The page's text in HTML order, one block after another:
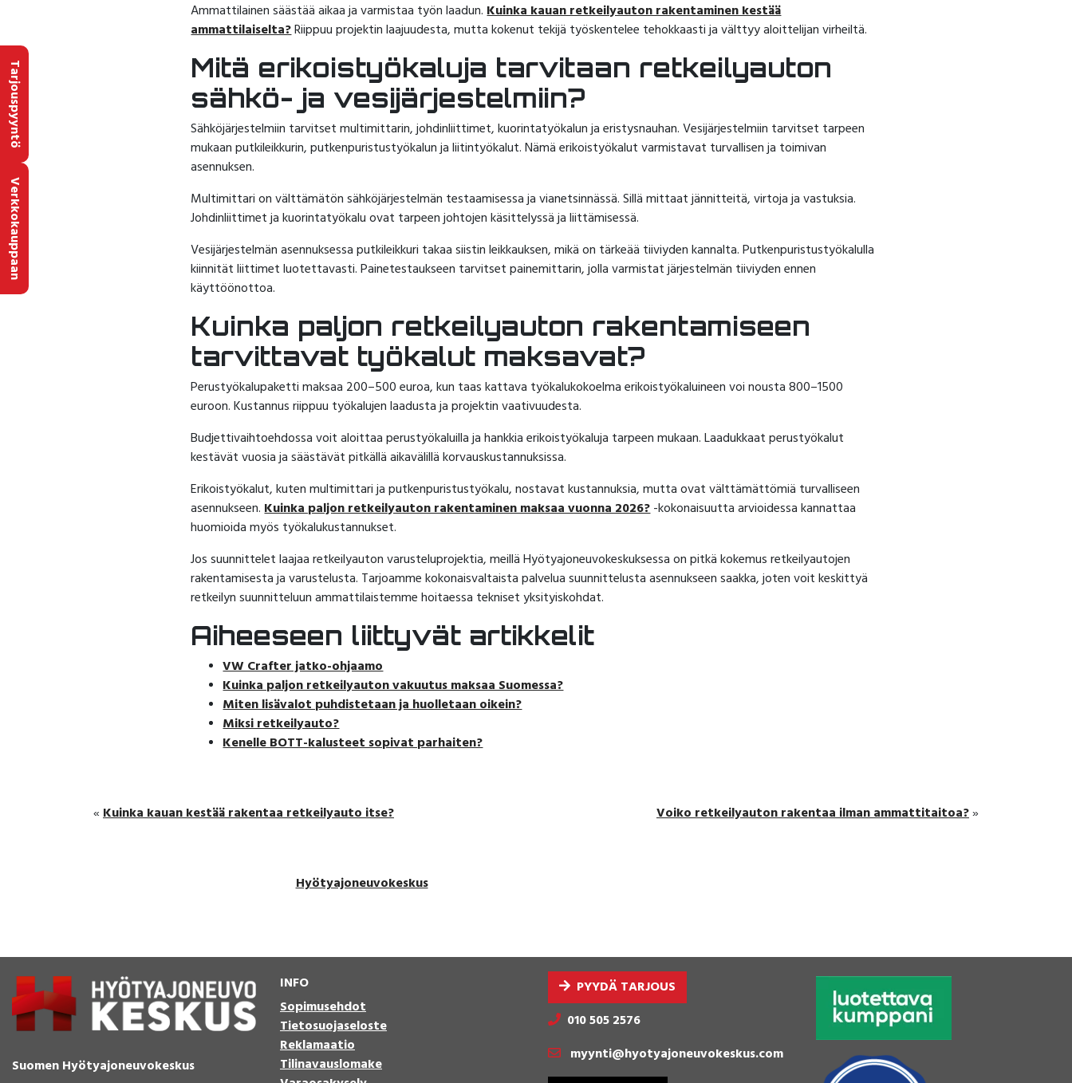
Ammattilainen säästää aikaa ja varmistaa työn laadun.Kuinka kauan retkeilyauton rakentaminen kestää
ammattilaiselta?Riippuu projektin laajuudesta, mutta kokenut tekijä työskentelee tehokkaasti ja välttyy aloittelijan virheiltä.
Mitä erikoistyökaluja tarvitaan retkeilyauton
sähkö- ja vesijärjestelmiin?
Sähköjärjestelmiin tarvitset multimittarin, johdinliittimet, kuorintatyökalun ja eristysnauhan. Vesijärjestelmiin tarvitset tarpeen
mukaan putkileikkurin, putkenpuristustyökalun ja liitintyökalut. Nämä erikoistyökalut varmistavat turvallisen ja toimivan
asennuksen.
Multimittari on välttämätön sähköjärjestelmän testaamisessa ja vianetsinnässä. Sillä mittaat jännitteitä, virtoja ja vastuksia.
Johdinliittimet ja kuorintatyökalu ovat tarpeen johtojen käsittelyssä ja liittämisessä.
Vesijärjestelmän asennuksessa putkileikkuri takaa siistin leikkauksen, mikä on tärkeää tiiviyden kannalta. Putkenpuristustyökalulla
kiinnität liittimet luotettavasti. Painetestaukseen tarvitset painemittarin, jolla varmistat järjestelmän tiiviyden ennen
käyttöönottoa.
Kuinka paljon retkeilyauton rakentamiseen
tarvittavat työkalut maksavat?
Perustyökalupaketti maksaa 200–500 euroa, kun taas kattava työkalukokoelma erikoistyökaluineen voi nousta 800–1500
euroon. Kustannus riippuu työkalujen laadusta ja projektin vaativuudesta.
Budjettivaihtoehdossa voit aloittaa perustyökaluilla ja hankkia erikoistyökaluja tarpeen mukaan. Laadukkaat perustyökalut
kestävät vuosia ja säästävät pitkällä aikavälillä korvauskustannuksissa.
Erikoistyökalut, kuten multimittari ja putkenpuristustyökalu, nostavat kustannuksia, mutta ovat välttämättömiä turvalliseen
asennukseen.Kuinka paljon retkeilyauton rakentaminen maksaa vuonna 2026?-kokonaisuutta arvioidessa kannattaa
huomioida myös työkalukustannukset.
Jos suunnittelet laajaa retkeilyauton varusteluprojektia, meillä Hyötyajoneuvokeskuksessa on pitkä kokemus retkeilyautojen
rakentamisesta ja varustelusta. Tarjoamme kokonaisvaltaista palvelua suunnittelusta asennukseen saakka, joten voit keskittyä
retkeilyn suunnitteluun ammattilaistemme hoitaessa tekniset yksityiskohdat.
Aiheeseen liittyvät artikkelit
VW Crafter jatko-ohjaamo
Kuinka paljon retkeilyauton vakuutus maksaa Suomessa?
Miten lisävalot puhdistetaan ja huolletaan oikein?
Miksi retkeilyauto?
Kenelle BOTT-kalusteet sopivat parhaiten?
« Kuinka kauan kestää rakentaa retkeilyauto itse? Voiko retkeilyauton rakentaa ilman ammattitaitoa? »
Hyötyajoneuvokeskus
Suomen Hyötyajoneuvokeskus
INFO
Sopimusehdot
Tietosuojaseloste
Reklamaatio
Tilinavauslomake
PYYDÄ TARJOUS
010 505 2576
myynti@hyotyajoneuvokeskus.com
Tarjouspyyntö
Verkkokauppaan